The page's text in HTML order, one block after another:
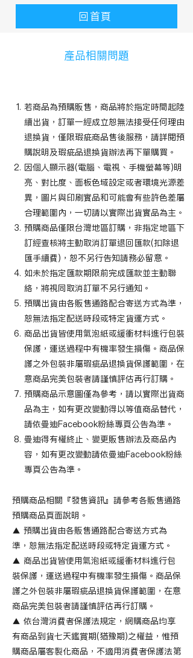
回首頁
產品相關問題
若商品為預購販售，商品將於指定時間起陸
續出貨，訂單一經成立恕無法接受任何理由
退換貨，僅限瑕疵商品售後服務，請詳閱預
購說明及瑕疵品退換貨辦法再下單購買。
因個人顯示器(電腦、電視、手機螢幕等)明
亮、對比度、面板色域設定或者環境光源差
異，圖片與印刷實品和可能會有些許色差屬
合理範圍內，一切請以實際出貨實品為主。
預購商品僅限台灣地區訂購，非指定地區下
訂經查核將主動取消訂單退回匯款(扣除退
匯手續費)，恕不另行告知請務必留意。
如未於指定匯款期限前完成匯款並主動聯
絡，將視同取消訂單不另行通知。
預購出貨由各販售通路配合寄送方式為準，
恕無法指定配送時段或特定貨運方式。
商品出貨皆使用氣泡紙或緩衝材料進行包裝
保護，運送過程中有機率發生損傷。商品保
護之外包裝非屬瑕疵品退換貨保護範圍，在
意商品完美包裝者請謹慎評估再行訂購。
預購商品示意圖僅為參考，請以實際出貨商
品為主，如有更改變動得以等值商品替代，
請依曼迪Facebook粉絲專頁公告為準。
曼迪得有權終止、變更販售辦法及商品內
容，如有更改變動請依曼迪Facebook粉絲
專頁公告為準。
預購商品相關『發售資訊』請參考各販售通路
預購商品頁面說明。
▲ 預購出貨由各販售通路配合寄送方式為
準，恕無法指定配送時段或特定貨運方式。
▲ 商品出貨皆使用氣泡紙或緩衝材料進行包
裝保護，運送過程中有機率發生損傷。商品保
護之外包裝非屬瑕疵品退換貨保護範圍，在意
商品完美包裝者請謹慎評估再行訂購。
▲ 依台灣消費者保護法規定，網購商品均享
有商品到貨七天鑑賞期(猶豫期)之權益，惟預
購商品屬客製化商品，不適用消費者保護法第